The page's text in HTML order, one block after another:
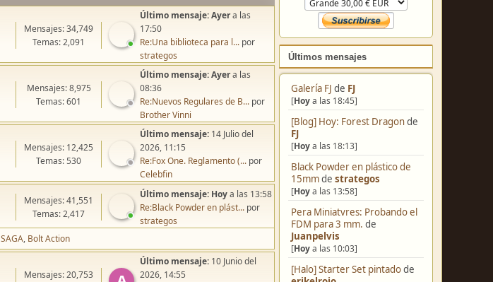
Colabora
Anual
Últimos mensajes
Galería FJ
[Hoy a las 18:45]
[Blog] Hoy: Forest Dragonde
FJ
[Hoy a las 18:13]
Black Powder en plástico de
15mmdestrategos
[Hoya las 13:58]
Pera Miniatvres: Probando el
FDM para 3 mm.de
Mensajes: 34,749
Temas: 2,091
Último mensaje:Ayera las
17:50
Re:Una biblioteca para l... por
strategos
Mensajes: 8,975
Temas: 601
Último mensaje:Ayera las
08:36
Re:Nuevos Regulares de B... por
Brother Vinni
Mensajes: 12,425
Temas: 530
Último mensaje: 14 Julio del
2026, 11:15
Re:Fox One. Reglamento (... por
Celebfin
Mensajes: 41,551
Temas: 2,417
Último mensaje: Hoya las 13:58
Re:Black Powder en plást... por
strategos
SAGA Bolt Action
Mensajes: 20,753
Último mensaje: 10 Junio del
2026, 14:55